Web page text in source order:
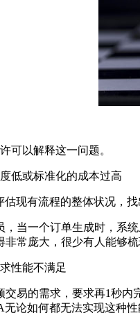
可以解释这一问题。
低或标准化的成本过高
估现有流程的整体状况，
，当一个订单生成时，系
非常庞大，很少有人能够
性能不满足
交易的需求，要求再1秒
论如何都无法实现这种性